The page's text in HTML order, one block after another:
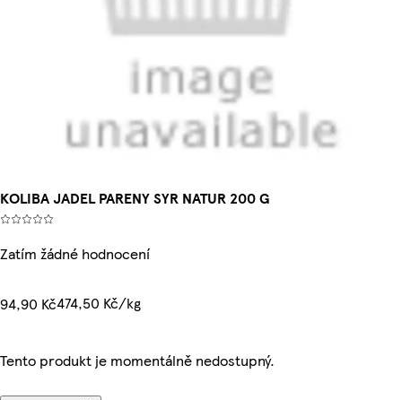
KOLIBA JADEL PARENY SYR NATUR 200 G
Zatím žádné hodnocení
94,90 Kč474,50 Kč/kg
Tento produkt je momentálně nedostupný.